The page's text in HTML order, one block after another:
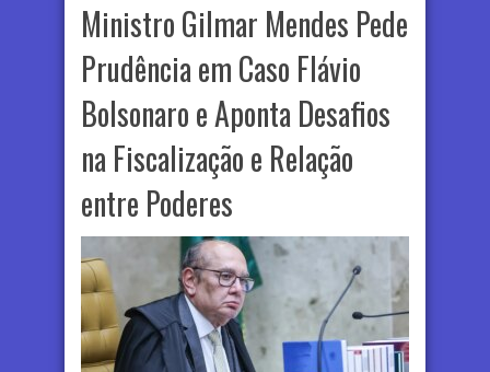
Ministro Gilmar Mendes Pede
Prudência em Caso Flávio
Bolsonaro e Aponta Desafios
na Fiscalização e Relação
entre Poderes